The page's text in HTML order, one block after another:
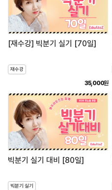
[재수강] 빅분기 실기 [70일]
재수강
35,000원
빅분기 실기 대비 [80일]
빅분기 실기